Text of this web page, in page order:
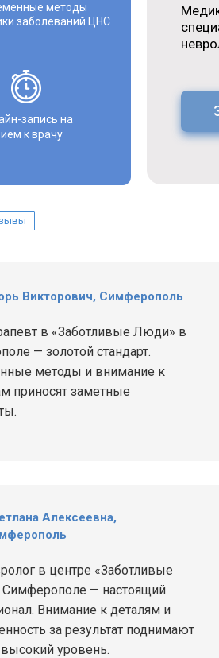
методы
заболеваний ЦНС
запись на
к врачу
Викторович, Симферополь
в «Заботливые Люди» в
— золотой стандарт.
методы и внимание к
приносят заметные
Алексеевна,
в центре «Заботливые
— настоящий
Внимание к деталям и
за результат поднимают
уровень.